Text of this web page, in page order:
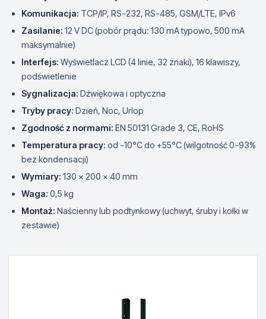
Komunikacja: TCP/IP, RS-232, RS-485, GSM/LTE, IPv6
Zasilanie: 12 V DC (pobór prądu: 130 mA typowo, 500 mA
maksymalnie)
Interfejs: Wyświetlacz LCD (4 linie, 32 znaki), 16 klawiszy,
podświetlenie
Sygnalizacja: Dźwiękowa i optyczna
Tryby pracy: Dzień, Noc, Urlop
Zgodność z normami: EN 50131 Grade 3, CE, RoHS
Temperatura pracy: od -10°C do +55°C (wilgotność 0-93%
bez kondensacji)
Wymiary: 130 x 200 x 40 mm
Waga: 0,5 kg
Montaż: Naścienny lub podtynkowy (uchwyt, śruby i kołki w
zestawie)